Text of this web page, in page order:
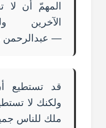
المهمّ أن
الآخرين
— عبدالرحمن
قد تستطيع
ولكنك لا
ملك للناس